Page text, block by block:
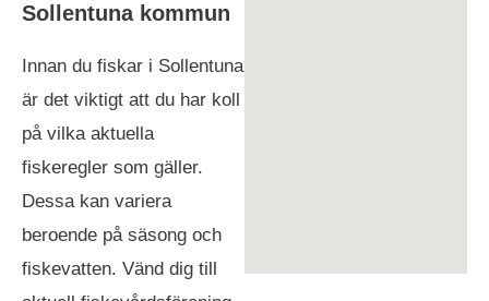
Sollentuna kommun
Innan du fiskar i Sollentuna
är det viktigt att du har koll
på vilka aktuella
fiskeregler som gäller.
Dessa kan variera
beroende på säsong och
fiskevatten. Vänd dig till